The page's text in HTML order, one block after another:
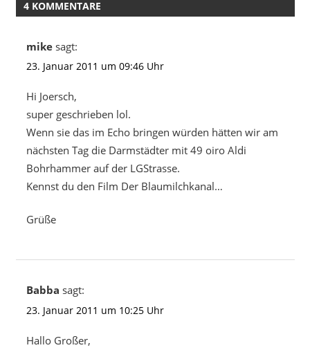
4 KOMMENTARE
mike sagt:
23. Januar 2011 um 09:46 Uhr
Hi Joersch,
super geschrieben lol.
Wenn sie das im Echo bringen würden hätten wir am
nächsten Tag die Darmstädter mit 49 oiro Aldi
Bohrhammer auf der LGStrasse.
Kennst du den Film Der Blaumilchkanal…
Grüße
Babba sagt:
23. Januar 2011 um 10:25 Uhr
Hallo Großer,